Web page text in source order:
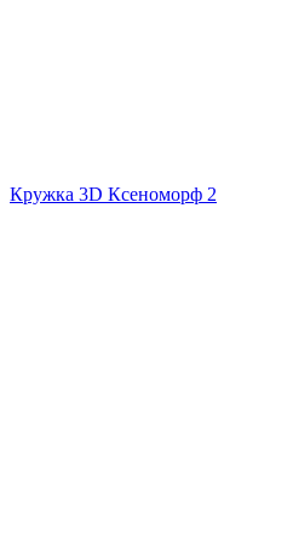
Кружка 3D Ксеноморф 2